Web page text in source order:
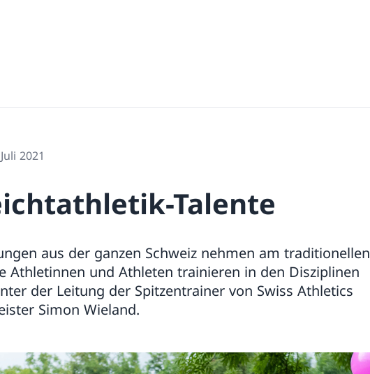
2021
Talente
aus der ganzen Schweiz nehmen am traditionellen
Athletinnen und Athleten trainieren in den Disziplinen
der Leitung der Spitzentrainer von Swiss Athletics
Simon Wieland.